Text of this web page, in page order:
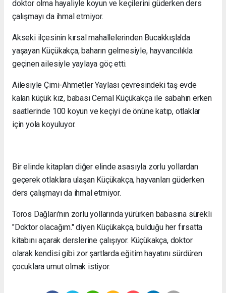
doktor olma hayaliyle koyun ve keçilerini güderken ders
çalışmayı da ihmal etmiyor.
Akseki ilçesinin kırsal mahallelerinden Bucakkışla'da
yaşayan Küçükakça, baharın gelmesiyle, hayvancılıkla
geçinen ailesiyle yaylaya göç etti.
Ailesiyle Çimi-Ahmetler Yaylası çevresindeki taş evde
kalan küçük kız, babası Cemal Küçükakça ile sabahın erken
saatlerinde 100 koyun ve keçiyi de önüne katıp, otlaklar
için yola koyuluyor.
Bir elinde kitapları diğer elinde asasıyla zorlu yollardan
geçerek otlaklara ulaşan Küçükakça, hayvanları güderken
ders çalışmayı da ihmal etmiyor.
Toros Dağları'nın zorlu yollarında yürürken babasına sürekli
"Doktor olacağım." diyen Küçükakça, bulduğu her fırsatta
kitabını açarak derslerine çalışıyor. Küçükakça, doktor
olarak kendisi gibi zor şartlarda eğitim hayatını sürdüren
çocuklara umut olmak istiyor.